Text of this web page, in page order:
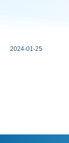
2024-01-25